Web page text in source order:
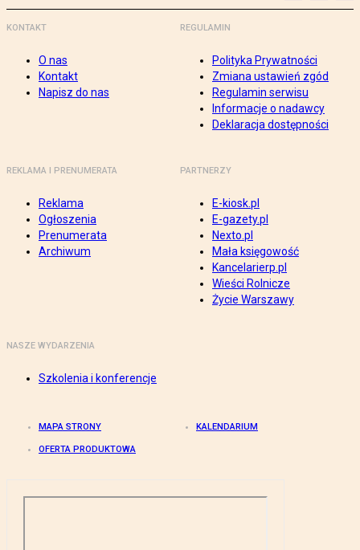
KONTAKT
O nas
Kontakt
Napisz do nas
REGULAMIN
Polityka Prywatności
Zmiana ustawień zgód
Regulamin serwisu
Informacje o nadawcy
Deklaracja dostępności
REKLAMA I PRENUMERATA
Reklama
Ogłoszenia
Prenumerata
Archiwum
PARTNERZY
E-kiosk.pl
E-gazety.pl
Nexto.pl
Mała księgowość
Kancelarierp.pl
Wieści Rolnicze
Życie Warszawy
NASZE WYDARZENIA
Szkolenia i konferencje
MAPA STRONY KALENDARIUM
OFERTA PRODUKTOWA